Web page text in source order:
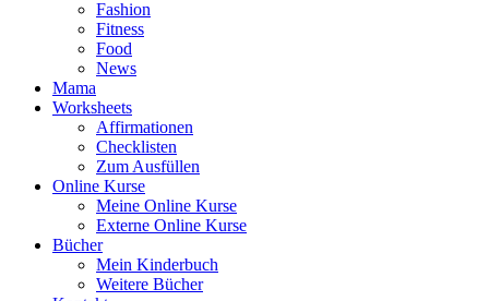
Fashion
Fitness
Food
News
Mama
Worksheets
Affirmationen
Checklisten
Zum Ausfüllen
Online Kurse
Meine Online Kurse
Externe Online Kurse
Bücher
Mein Kinderbuch
Weitere Bücher